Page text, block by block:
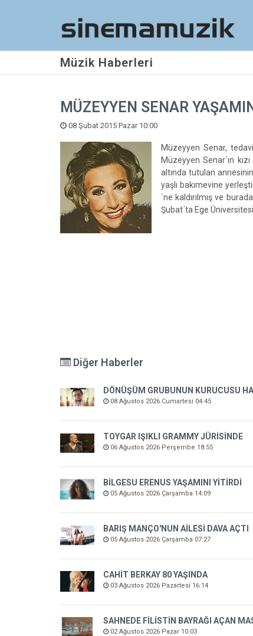
Müzik Haberleri
MÜZEYYEN SENAR
08 Şubat 2015 Pazar 10:00
Müzeyyen Senar,
Müzeyyen Senar´ın
altında tutulan
yaşlı bakımevine
´ne kaldırılmış ve
Şubat´ta Ege Üniversitesi
Diğer Haberler
DÖNÜŞÜM GRUBUNUN KURUCUSU
08 Ağustos 2026 Cumartesi 04:45
TOYGAR IŞIKLI GRAMMY JÜRİSİNDE
06 Ağustos 2026 Perşembe 18:55
BİLGESU ERENUS YAŞAMINI YİTİRDİ
05 Ağustos 2026 Çarşamba 14:09
BARIŞ MANÇO'NUN AİLESİ DAVA AÇTI
05 Ağustos 2026 Çarşamba 07:27
CAHİT BERKAY 80 YAŞINDA
03 Ağustos 2026 Pazartesi 16:14
SAHNEDE FİLİSTİN BAYRAĞI AÇAN
02 Ağustos 2026 Pazar 10:03